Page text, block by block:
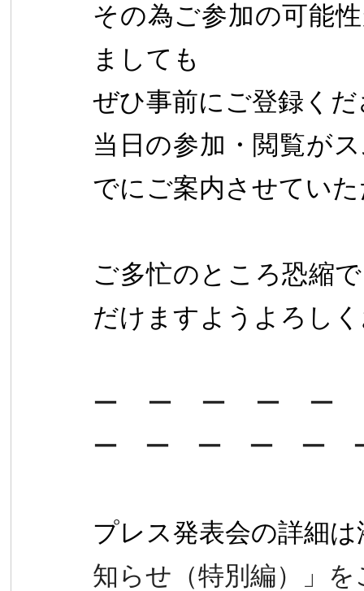
その為ご参加の可能
ましても
ぜひ事前にご登録く
当日の参加・閲覧が
でにご案内させてい
ご多忙のところ恐縮
だけますようよろし
ー ー ー ー
ー ー ー ー ー
プレス発表会の詳細は
知らせ（特別編）」